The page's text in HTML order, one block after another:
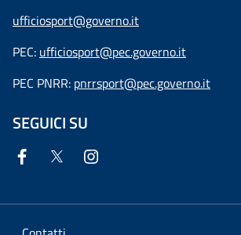
ufficiosport@governo.it
PEC: ufficiosport@pec.governo.it
PEC PNRR: pnrrsport@pec.governo.it
SEGUICI SU